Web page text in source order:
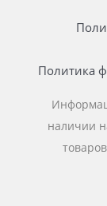
Политика
наличии